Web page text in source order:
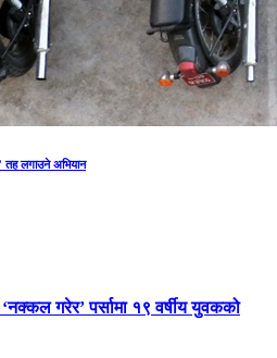
तह लगाउने अभियान
गरेर’ पर्सामा १९ वर्षीय युवकको